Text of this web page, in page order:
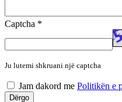
Captcha *
Ju lutemi shkruani një captcha
Jam dakord me Politikën e